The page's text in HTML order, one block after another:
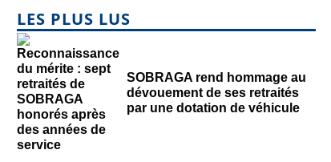
LES PLUS LUS
SOBRAGA rend hommage au
dévouement de ses retraités
par une dotation de véhicule